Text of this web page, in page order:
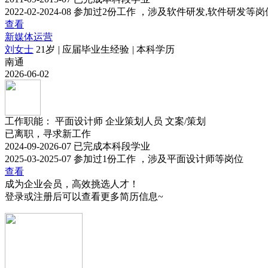
2022-02-2024-08 参加过2份工作 ，涉及软件研发,软件研发等岗
查看
新媒体运营
刘女士 21岁 | 应届毕业生经验 | 本科学历
南通
2026-06-02
工作职能： 平面设计师 企业策划人员 文案/策划
已离职，寻求新工作
2024-09-2026-07 已完成本科段学业
2025-03-2025-07 参加过1份工作 ，涉及平面设计师等岗位
查看
成为企业会员，高效挑选人才！
登录或注册后可以查看更多简历信息~